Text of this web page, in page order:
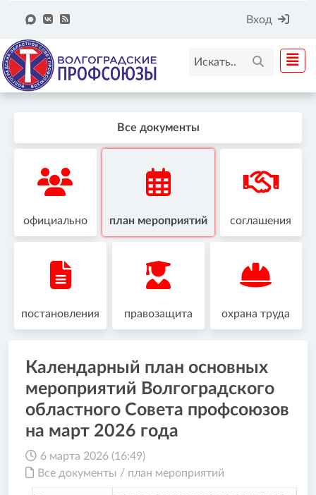
Вход
Все документы
официально план мероприятий соглашения
постановления правозащита охрана труда
Календарный план основных
мероприятий Волгоградского
областного Совета профсоюзов
на март 2026 года
6 марта 2026 (16:49)
Все документы / план мероприятий